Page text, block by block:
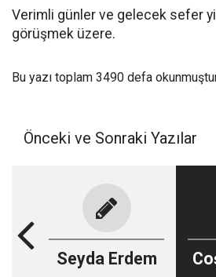
Verimli günler ve gelecek sefer
görüşmek üzere.
Bu yazı toplam 3490 defa
Önceki ve Sonraki Yazılar
Seyda Erdem